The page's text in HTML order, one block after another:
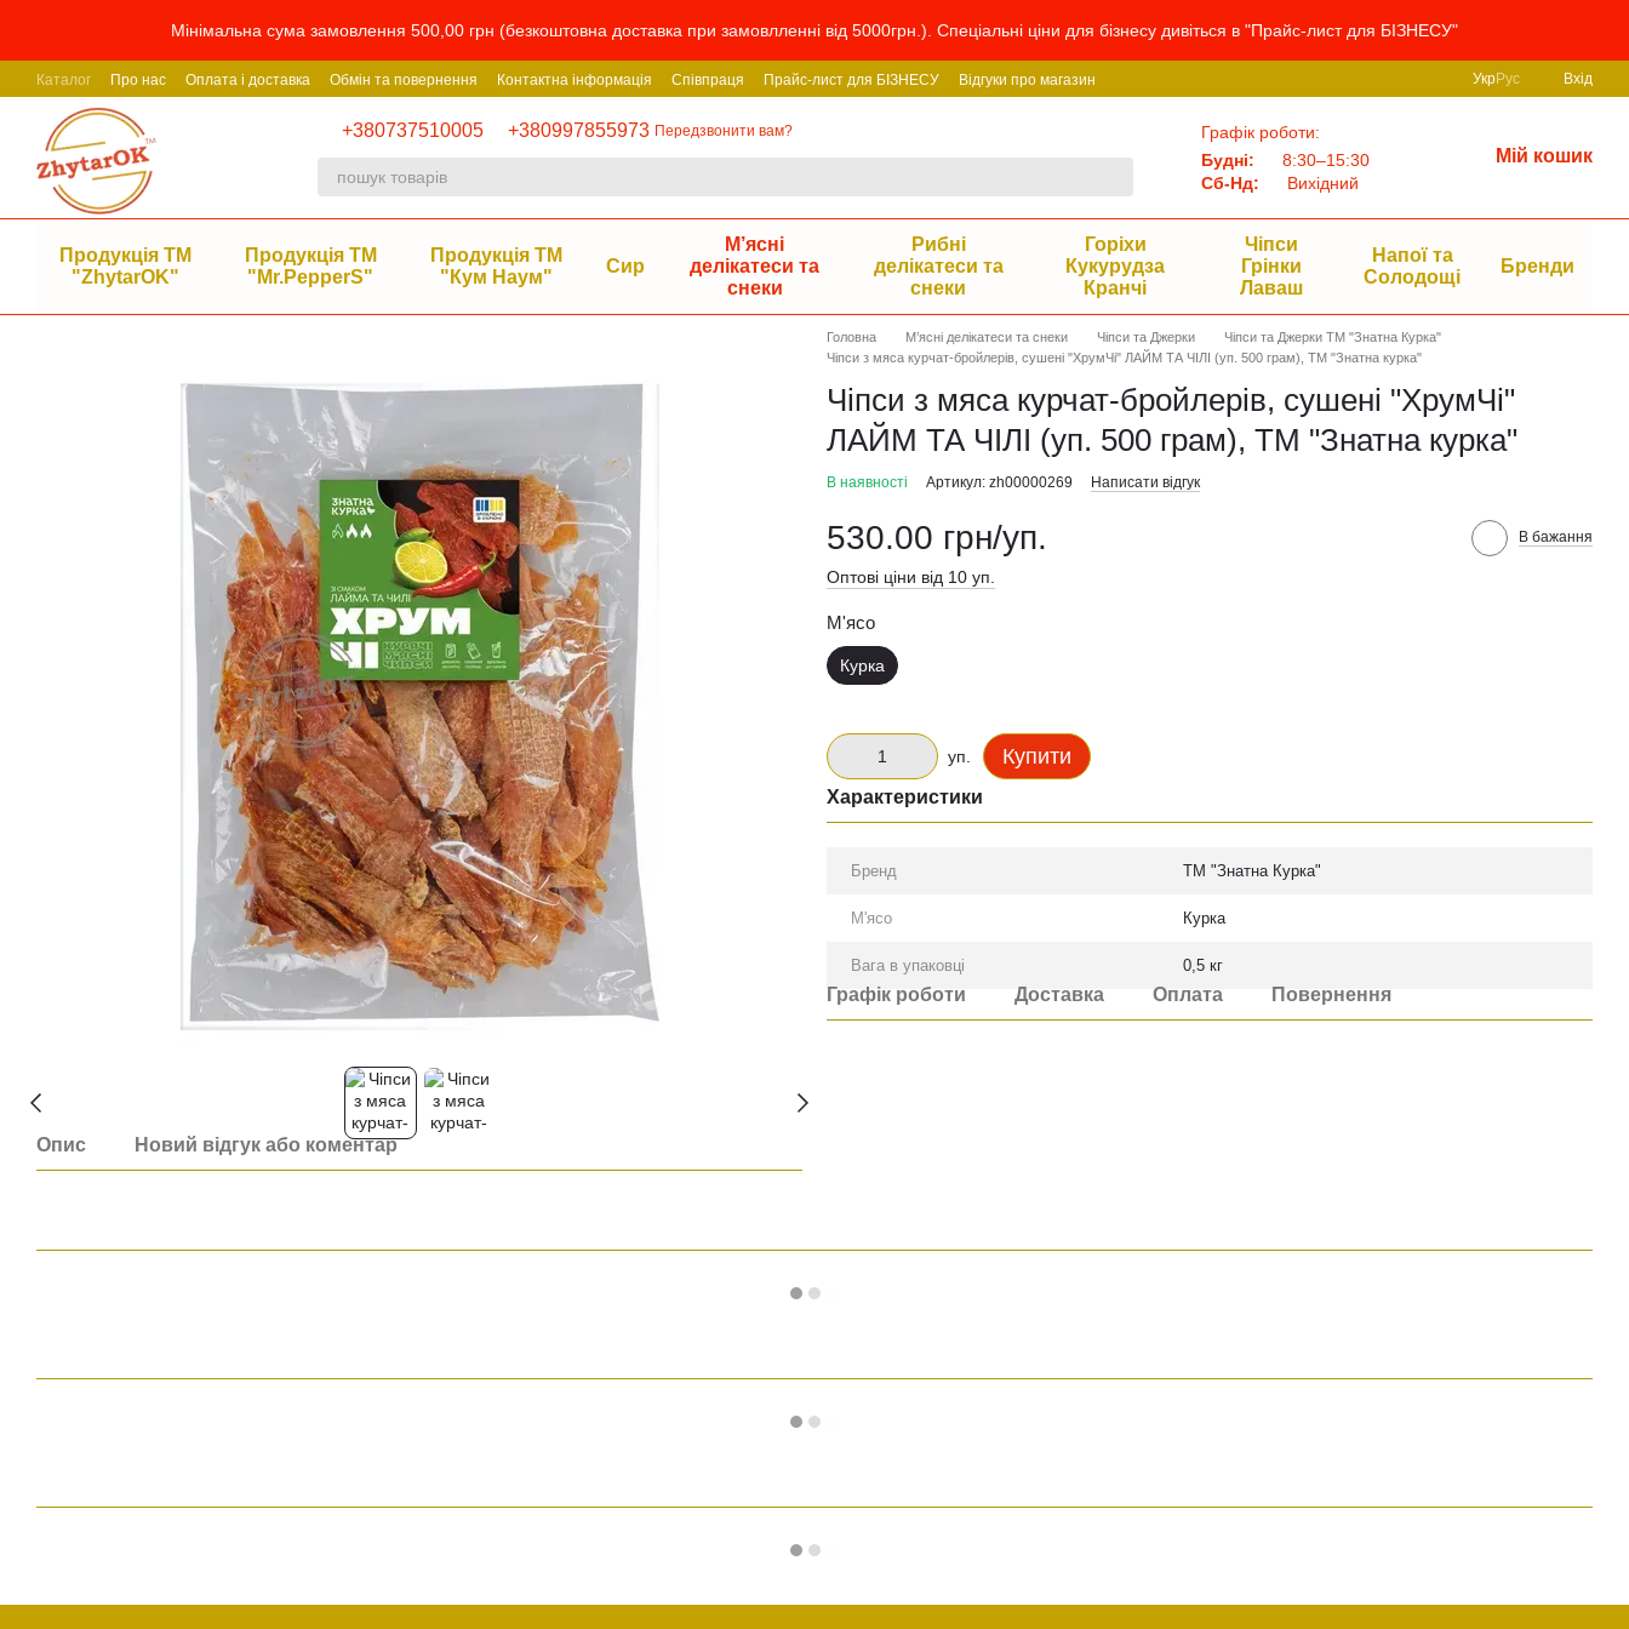
Мінімальна сума замовлення 500,00 грн (безкоштовна доставка при замовлленні від 5000грн.). Спеціальні ціни для бізнесу дивіться в "Прайс-лист для БІЗНЕСУ"
Каталог Про нас Оплата і доставка Обмін та повернення Контактна інформація Співпраця Прайс-лист для БІЗНЕСУ Відгуки про магазин УкрРус Вхід
+380737510005 +380997855973 Передзвонити вам?
Графік роботи:
Будні:
8:30–15:30
Сб-Нд:
Вихідний
Мій кошик
Продукція ТМ
"ZhytarOK"
Продукція ТМ
"Mr.PepperS"
Продукція ТМ
"Кум Наум"
Сир
М’ясні
делікатеси та
снеки
Рибні
делікатеси та
снеки
Горіхи
Кукурудза
Кранчі
Чіпси
Грінки
Лаваш
Напої та
Солодощі
Бренди
Опис Новий відгук або коментар
Головна М’ясні делікатеси та снеки Чіпси та Джерки
Чіпси та Джерки ТМ "Знатна Курка"
Чіпси з мяса курчат-бройлерів, сушені "ХрумЧі" ЛАЙМ ТА ЧІЛІ (уп. 500 грам), ТМ "Знатна курка"
Чіпси з мяса курчат-бройлерів, сушені "ХрумЧі"
ЛАЙМ ТА ЧІЛІ (уп. 500 грам), ТМ "Знатна курка"
В наявності Артикул: zh00000269 Написати відгук
530.00 грн/уп. В бажання
Оптові ціни від 10 уп.
М'ясо
Курка
уп. Купити
Характеристики
Бренд ТМ "Знатна Курка"
М'ясо Курка
Вага в упаковці 0,5 кг
Графік роботи Доставка Оплата Повернення